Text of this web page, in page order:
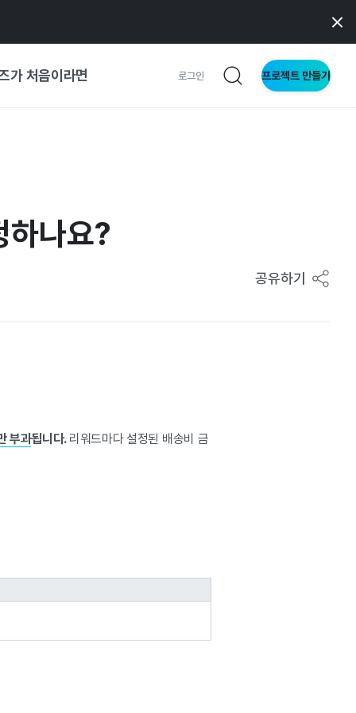
가 처음이라면 로그인 프로젝트 만들기
하나요?
공유하기
부과됩니다. 리워드마다 설정된 배송비 금